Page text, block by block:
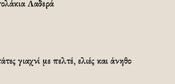
Λαδερά
γιαχνί με πελτέ, ελιές και άνηθο